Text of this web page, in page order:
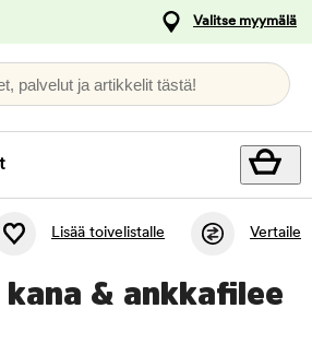
Valitse myymälä
palvelut ja artikkelit tästä!
Lisää toivelistalle Vertaile
kana & ankkafilee